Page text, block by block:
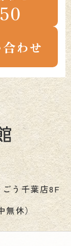
わせ
う千葉店8F
無休）